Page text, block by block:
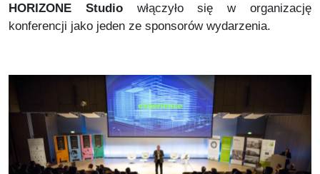
HORIZONE Studiowłączyło się w organizację
konferencji jako jeden ze sponsorów wydarzenia.